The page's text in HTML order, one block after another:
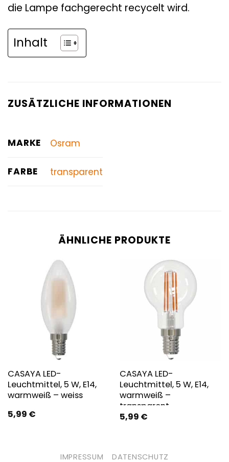
die Lampe fachgerecht recycelt wird.
Inhalt
ZUSÄTZLICHE INFORMATIONEN
MARKE Osram
FARBE transparent
ÄHNLICHE PRODUKTE
CASAYA LED-
Leuchtmittel, 5 W, E14,
warmweiß – weiss
5,99 €
CASAYA LED-
Leuchtmittel, 5 W, E14,
warmweiß –
transparent
5,99 €
IMPRESSUM DATENSCHUTZ